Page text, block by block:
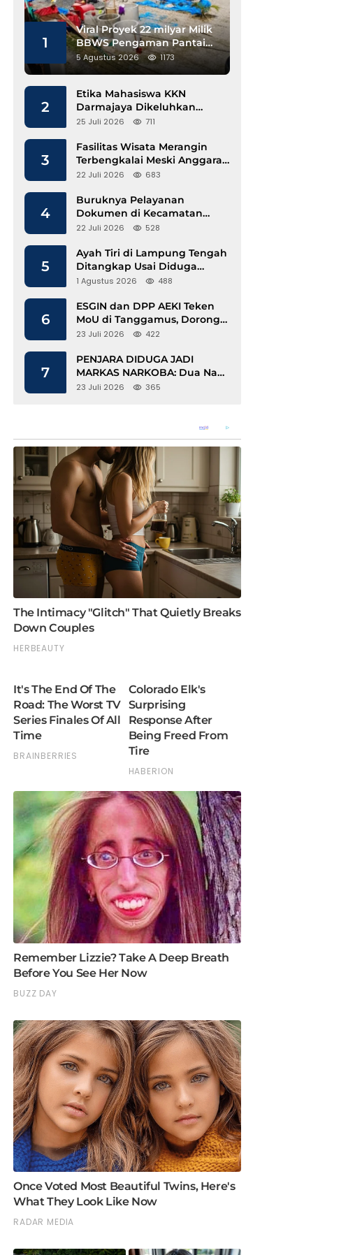
1
Viral Proyek 22 milyar Milik
BBWS Pengaman Pantai
Pesisir Barat Diduga
Gunakan Besi Banci
5 Agustus 2026 1173
2
Etika Mahasiswa KKN
Darmajaya Dikeluhkan
Kepala Pekon Sinar Jawa
25 Juli 2026 711
3
Fasilitas Wisata Merangin
Terbengkalai Meski Anggaran
Perawatan Terus Mengalir
22 Juli 2026 683
4
Buruknya Pelayanan
Dokumen di Kecamatan
Pangkalan Susu, Kinerja
22 Juli 2026 528
5
Ayah Tiri di Lampung Tengah
Ditangkap Usai Diduga
Hamili Anak di Bawah Umur
1 Agustus 2026 488
6
ESGIN dan DPP AEKI Teken
MoU di Tanggamus, Dorong
Ekonomi Hijau Berbasis Kopi
23 Juli 2026 422
7
PENJARA DIDUGA JADI
MARKAS NARKOBA: Dua Napi
Rajabasa Bebas Gunakan HP,
23 Juli 2026 365